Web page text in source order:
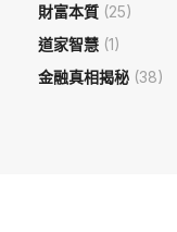
財富本質 (25)
道家智慧 (1)
金融真相揭秘 (38)